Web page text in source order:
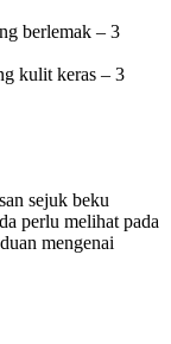
berlemak – 3
kulit keras – 3
sejuk beku
perlu melihat pada
mengenai